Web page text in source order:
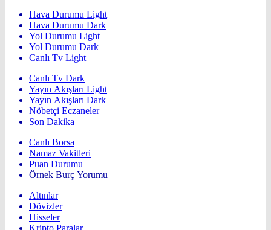
Hava Durumu Light
Hava Durumu Dark
Yol Durumu Light
Yol Durumu Dark
Canlı Tv Light
Canlı Tv Dark
Yayın Akışları Light
Yayın Akışları Dark
Nöbetçi Eczaneler
Son Dakika
Canlı Borsa
Namaz Vakitleri
Puan Durumu
Örnek Burç Yorumu
Altınlar
Dövizler
Hisseler
Kripto Paralar